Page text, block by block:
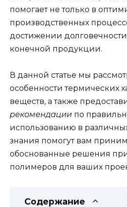
помогает не только в
производственных
достижении
конечной продукции.
В данной статье мы
особенности термических
веществ, а также
рекомендации по
использованию в
знания помогут вам
обоснованные решения
полимеров для ваших
Содержание